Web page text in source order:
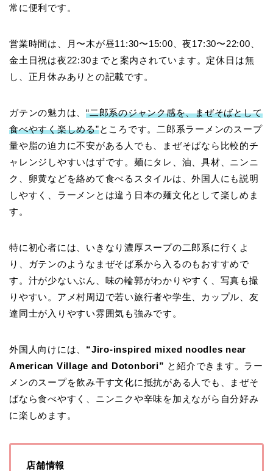
常に便利です。
営業時間は、月〜木が昼11:30〜15:00、夜17:30〜22:00、
金土日祝は夜22:30までと案内されています。定休日は無
し、正月休みありとの記載です。
ガテンの魅力は、“二郎系のジャンク感を、まぜそばとして
食べやすく楽しめる”ところです。二郎系ラーメンのスープ
量や脂の迫力に不安がある人でも、まぜそばなら比較的チ
ャレンジしやすいはずです。麺にタレ、油、具材、ニンニ
ク、卵黄などを絡めて食べるスタイルは、外国人にも説明
しやすく、ラーメンとは違う日本の麺文化として楽しめま
す。
特に初心者には、いきなり濃厚スープの二郎系に行くよ
り、ガテンのようなまぜそば系から入るのもおすすめで
す。汁が少ないぶん、味の輪郭がわかりやすく、写真も撮
りやすい。アメ村周辺で若い旅行者や学生、カップル、友
達同士が入りやすい雰囲気も強みです。
外国人向けには、 “Jiro-inspired mixed noodles near
American Village and Dotonbori” と紹介できます。ラー
メンのスープを飲み干す文化に抵抗がある人でも、まぜそ
ばなら食べやすく、ニンニクや辛味を加えながら自分好み
に楽しめます。
店舗情報